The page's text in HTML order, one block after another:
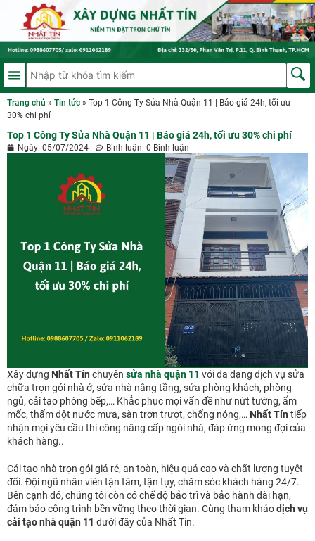
Trang chủ » Tin tức » Top 1 Công Ty Sửa Nhà Quận 11 | Báo giá 24h, tối ưu
30% chi phí
Top 1 Công Ty Sửa Nhà Quận 11 | Báo giá 24h, tối ưu 30% chi phí
Ngày: 05/07/2024 Bình luận: 0 Bình luận
Xây dựng Nhất Tín chuyên sửa nhà quận 11 với đa dạng dịch vụ sửa
chữa trọn gói nhà ở, sửa nhà nâng tầng, sửa phòng khách, phòng
ngủ, cải tạo phòng bếp,… Khắc phục mọi vấn đề như nứt tường, ẩm
mốc, thấm dột nước mưa, sàn trơn trượt, chống nóng,… Nhất Tín tiếp
nhận mọi yêu cầu thi công nâng cấp ngôi nhà, đáp ứng mong đợi của
khách hàng..
Cải tạo nhà trọn gói giá rẻ, an toàn, hiệu quả cao và chất lượng tuyệt
đối. Đội ngũ nhân viên tận tâm, tận tụy, chăm sóc khách hàng 24/7.
Bên cạnh đó, chúng tôi còn có chế độ bảo trì và bảo hành dài hạn,
đảm bảo công trình bền vững theo thời gian. Cùng tham khảodịch vụ
cải tạo nhà quận 11 dưới đây của Nhất Tín.